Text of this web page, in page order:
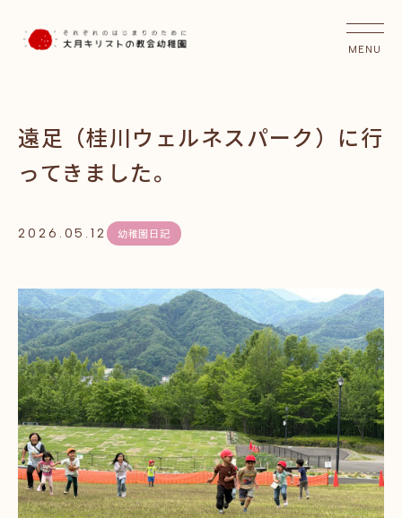
遠足（桂川ウェルネスパーク）に行
ってきました。
2026.05.12 幼稚園日記